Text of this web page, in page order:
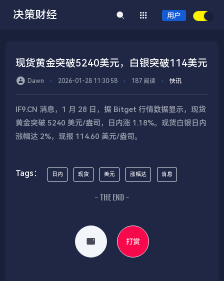
决策财经 用户
现货黄金突破5240美元，白银突破114美元
Dawn ⋅ 2026-01-28 11:30:58 ⋅ 187 阅读 ⋅ 快讯
IF9.CN 消息，1 月 28 日，据 Bitget 行情数据显示，现货
黄金突破 5240 美元/盎司，日内涨 1.18%。现货白银日内
涨幅达 2%，现报 114.60 美元/盎司。
Tags： 日内 现货 美元 涨幅达 消息
- THE END -
打赏